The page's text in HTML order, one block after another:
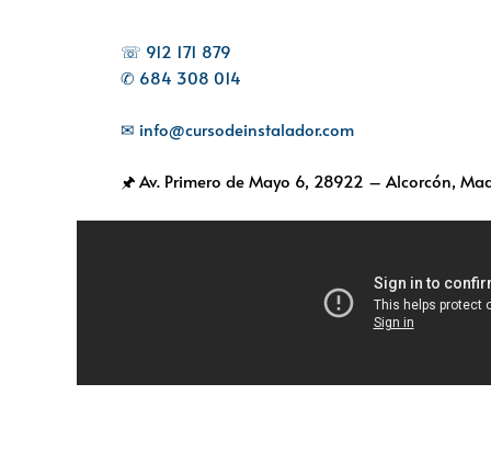
☏ 912 171 879
✆ 684 308 014
✉ info@cursodeinstalador.com
🖈 Av. Primero de Mayo 6, 28922 – Alcorcón,